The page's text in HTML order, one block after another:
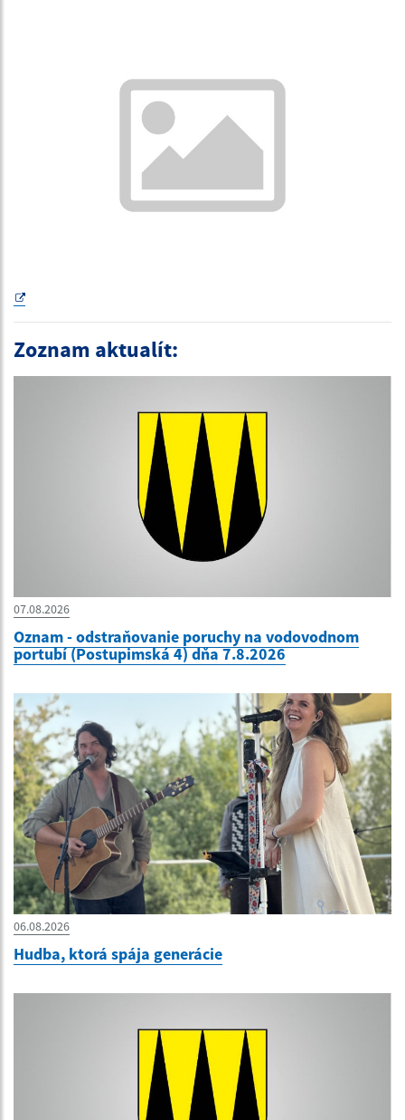
Zoznam aktualít:
07.08.2026
Oznam - odstraňovanie poruchy na vodovodnom
portubí (Postupimská 4) dňa 7.8.2026
06.08.2026
Hudba, ktorá spája generácie